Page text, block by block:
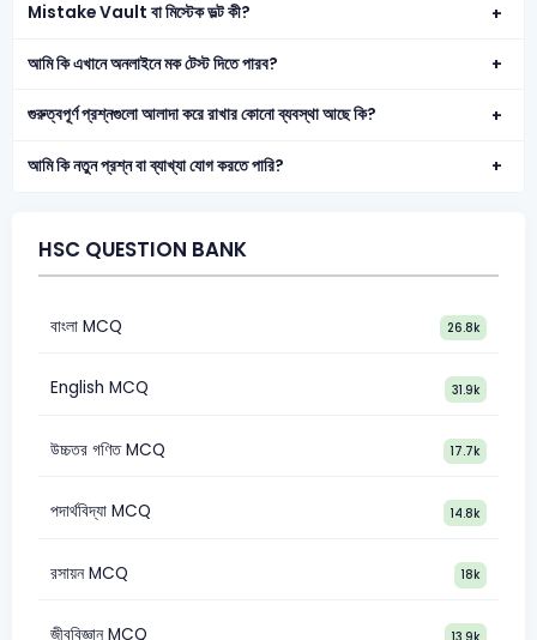
Mistake Vault বা মিস্টেক ভল্ট কী?
আমি কি এখানে অনলাইনে মক টেস্ট দিতে পারব?
গুরুত্বপূর্ণ প্রশ্নগুলো আলাদা করে রাখার কোনো ব্যবস্থা আছে কি?
আমি কি নতুন প্রশ্ন বা ব্যাখ্যা যোগ করতে পারি?
HSC QUESTION BANK
বাংলা MCQ 26.8k
English MCQ 31.9k
উচ্চতর গণিত MCQ 17.7k
পদার্থবিদ্যা MCQ 14.8k
রসায়ন MCQ 18k
জীববিজ্ঞান MCQ 13.9k